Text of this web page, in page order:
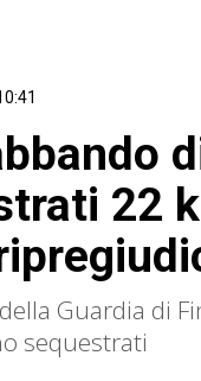
22
Guardia di
sequestrati